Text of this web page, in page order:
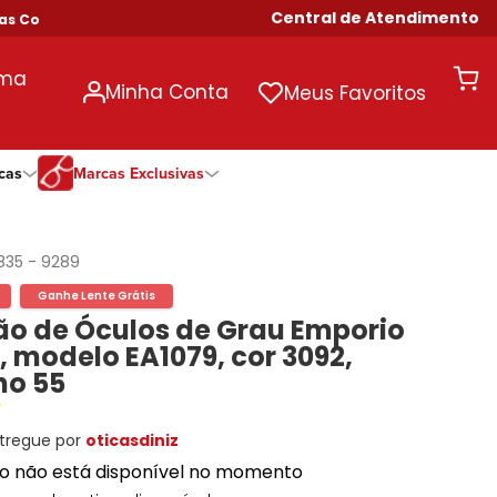
Acima de R$ 699! Central de Atendimento
Minha Conta Meus Favoritos
Hit
DNZ
Ono
Todas Exclusivas
Hit
DNZ
Ono
Todas Exclusivas
Mensal
Anual
Todas as Durações
Dii Collection
Hit
Ono
Marcas Exclusivas
-9289
Ganhe Lente Grátis
de Óculos de Grau Emporio
EA1079, cor 3092,
55
por oticasdiniz
não está disponível no momento